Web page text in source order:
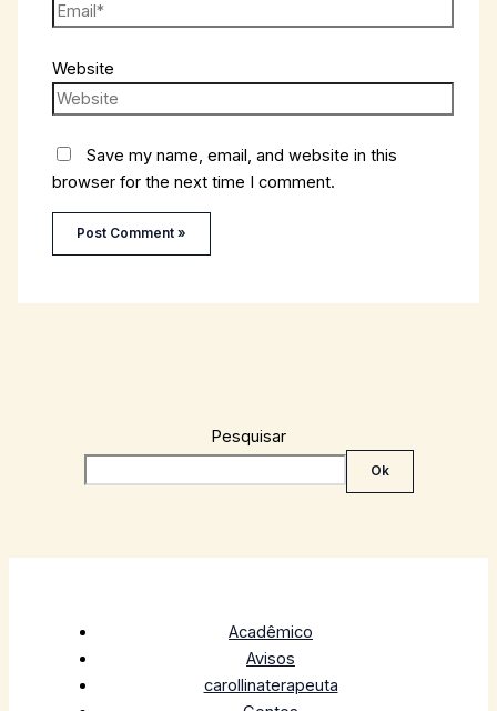
Website
Save my name, email, and website in this
browser for the next time I comment.
Pesquisar
Ok
Acadêmico
Avisos
carollinaterapeuta